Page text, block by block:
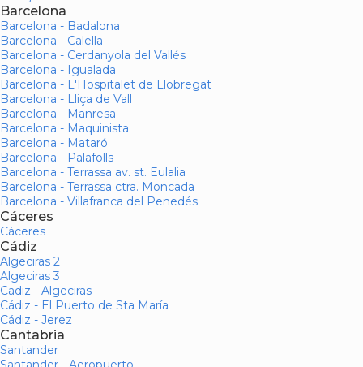
Barcelona
Barcelona - Badalona
Barcelona - Calella
Barcelona - Cerdanyola del Vallés
Barcelona - Igualada
Barcelona - L'Hospitalet de Llobregat
Barcelona - Lliça de Vall
Barcelona - Manresa
Barcelona - Maquinista
Barcelona - Mataró
Barcelona - Palafolls
Barcelona - Terrassa av. st. Eulalia
Barcelona - Terrassa ctra. Moncada
Barcelona - Villafranca del Penedés
Cáceres
Cáceres
Cádiz
Algeciras 2
Algeciras 3
Cadiz - Algeciras
Cádiz - El Puerto de Sta María
Cádiz - Jerez
Cantabria
Santander